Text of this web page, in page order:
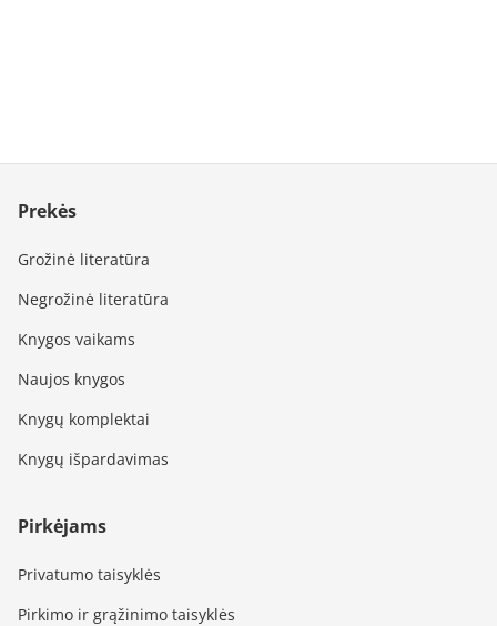
Prekės
Grožinė literatūra
Negrožinė literatūra
Knygos vaikams
Naujos knygos
Knygų komplektai
Knygų išpardavimas
Pirkėjams
Privatumo taisyklės
Pirkimo ir grąžinimo taisyklės